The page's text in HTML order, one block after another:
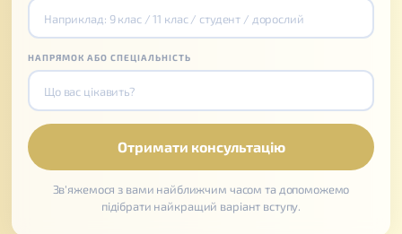
НАПРЯМОК АБО СПЕЦІАЛЬНІСТЬ
Зв'яжемося з вами найближчим часом та допоможемо
підібрати найкращий варіант вступу.